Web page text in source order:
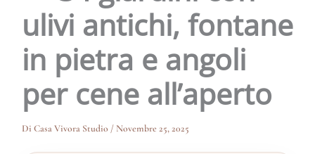
ulivi antichi, fontane
in pietra e angoli
per cene all’aperto
Di Casa Vivora Studio/Novembre 25, 2025